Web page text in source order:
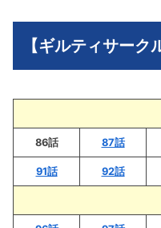
【ギルティサー
86話 87話
91話 92話